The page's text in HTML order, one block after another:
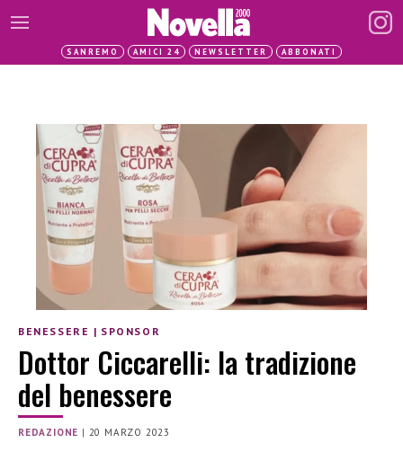
SANREMO AMICI 24 NEWSLETTER ABBONATI
BENESSERE | SPONSOR
Dottor Ciccarelli: la tradizione
del benessere
REDAZIONE | 20 MARZO 2023